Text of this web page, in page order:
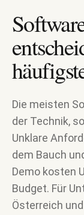
Die meisten
der Technik,
Unklare
dem Bauch
Demo kosten
Budget. Für
Österreich